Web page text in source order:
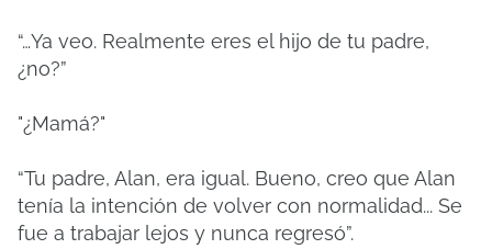
“…Ya veo. Realmente eres el hijo de tu padre,
¿no?”
"¿Mamá?"
“Tu padre, Alan, era igual. Bueno, creo que Alan
tenía la intención de volver con normalidad... Se
fue a trabajar lejos y nunca regresó”.